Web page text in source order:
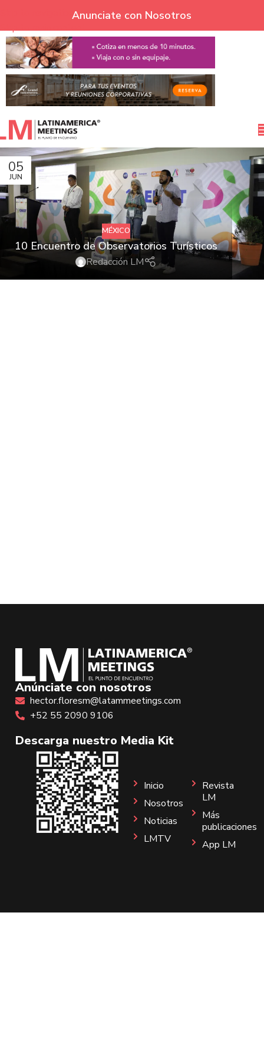
Skip to navigation
Skip to main content
Anunciate con Nosotros
05
JUN
MÉXICO
10 Encuentro de Observatorios Turísticos
Redacción LM
Anúnciate con nosotros
hector.floresm@latammeetings.com
+52 55 2090 9106
Descarga nuestro Media Kit
Inicio
Nosotros
Noticias
LMTV
Revista
LM
Más
publicaciones
App LM